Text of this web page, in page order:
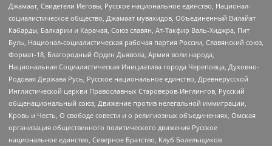
Джамаат, Свидетели Иеговы, Русское национальное единство, Национал-
социалистическое общество, Джамаат мувахидов, Объединенный Вилайат
Кабарды, Балкарии и Карачая, Союз славян, Ат-Такфир Валь-Хиджра, Пит
Буль, Национал-социалистическая рабочая партия России, Славянский союз,
Формат-18, Благородный Орден Дьявола, Армия воли народа,
Национальная Социалистическая Инициатива города Череповца, Духовно-
Родовая Держава Русь, Русское национальное единство, Древнерусской
Инглистической церкви Православных Староверов-Инглингов, Русский
общенациональный союз, Движение против нелегальной иммиграции,
Кровь и Честь, О свободе совести и о религиозных объединениях, Омская
организация общественного политического движения Русское
национальное единство, Северное Братство, Клуб Болельщиков